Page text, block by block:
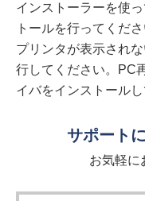
インストーラーを使
トールを行ってくだ
プリンタが表示され
行してください。PC
イバをインストールし
サポート
お気軽に